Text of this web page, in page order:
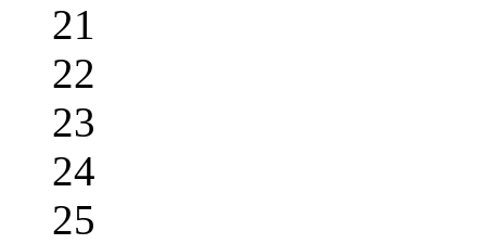
21
22
23
24
25